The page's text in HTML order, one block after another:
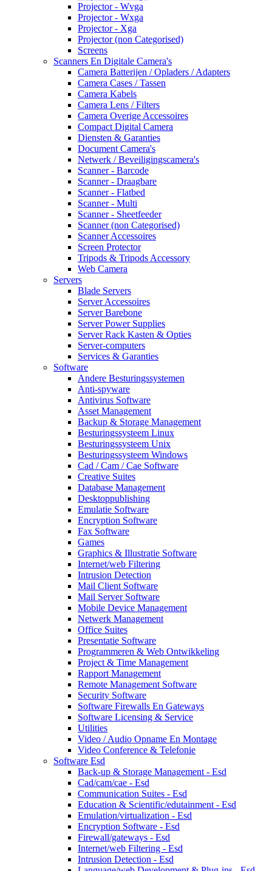
Projector - Wvga
Projector - Wxga
Projector - Xga
Projector (non Categorised)
Screens
Scanners En Digitale Camera's
Camera Batterijen / Opladers / Adapters
Camera Cases / Tassen
Camera Kabels
Camera Lens / Filters
Camera Overige Accessoires
Compact Digital Camera
Diensten & Garanties
Document Camera's
Netwerk / Beveiligingscamera's
Scanner - Barcode
Scanner - Draagbare
Scanner - Flatbed
Scanner - Multi
Scanner - Sheetfeeder
Scanner (non Categorised)
Scanner Accessoires
Screen Protector
Tripods & Tripods Accessory
Web Camera
Servers
Blade Servers
Server Accessoires
Server Barebone
Server Power Supplies
Server Rack Kasten & Opties
Server-computers
Services & Garanties
Software
Andere Besturingssystemen
Anti-spyware
Antivirus Software
Asset Management
Backup & Storage Management
Besturingssysteem Linux
Besturingssysteem Unix
Besturingssysteem Windows
Cad / Cam / Cae Software
Creative Suites
Database Management
Desktoppublishing
Emulatie Software
Encryption Software
Fax Software
Games
Graphics & Illustratie Software
Internet/web Filtering
Intrusion Detection
Mail Client Software
Mail Server Software
Mobile Device Management
Netwerk Management
Office Suites
Presentatie Software
Programmeren & Web Ontwikkeling
Project & Time Management
Rapport Management
Remote Management Software
Security Software
Software Firewalls En Gateways
Software Licensing & Service
Utilities
Video / Audio Opname En Montage
Video Conference & Telefonie
Software Esd
Back-up & Storage Management - Esd
Cad/cam/cae - Esd
Communication Suites - Esd
Education & Scientific/edutainment - Esd
Emulation/virtualization - Esd
Encryption Software - Esd
Firewall/gateways - Esd
Internet/web Filtering - Esd
Intrusion Detection - Esd